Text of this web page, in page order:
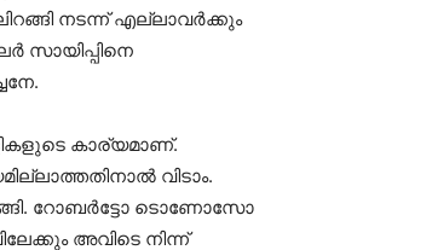
നടന്ന് എല്ലാവര്‍ക്കും
സായിപ്പിനെ
കാര്യമാണ്.
വിടാം.
റോബര്‍ട്ടോ ടൊണോസോ
അവിടെ നിന്ന്